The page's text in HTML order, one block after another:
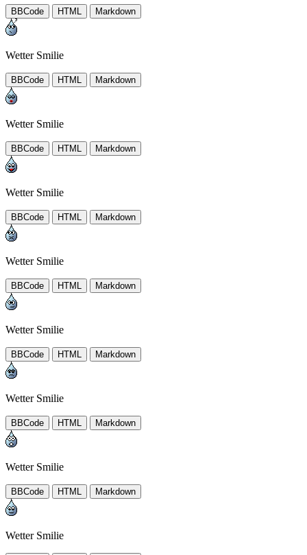
BBCode HTML Markdown
Wetter Smilie
BBCode HTML Markdown
Wetter Smilie
BBCode HTML Markdown
Wetter Smilie
BBCode HTML Markdown
Wetter Smilie
BBCode HTML Markdown
Wetter Smilie
BBCode HTML Markdown
Wetter Smilie
BBCode HTML Markdown
Wetter Smilie
BBCode HTML Markdown
Wetter Smilie